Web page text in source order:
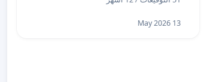
13 May 2026